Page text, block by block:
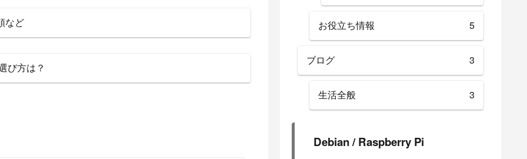
など
び方は？
お役立ち情報 5
ブログ 3
生活全般 3
Debian / Raspberry Pi